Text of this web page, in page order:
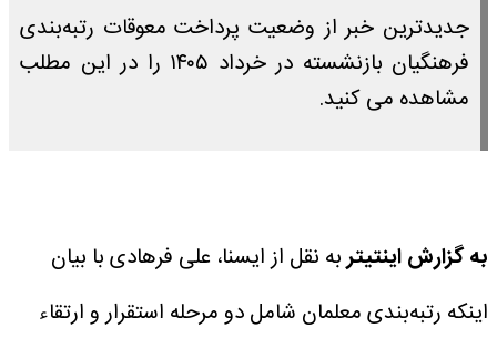
جدیدترین خبر از وضعیت پرداخت معوقات رتبه‌بندی
فرهنگیان بازنشسته در خرداد ۱۴۰۵ را در این مطلب
مشاهده می کنید.
به گزارش اینتیتربه نقل از ایسنا، علی فرهادی با بیان
اینکه رتبه‌بندی معلمان شامل دو مرحله استقرار و ارتقاء